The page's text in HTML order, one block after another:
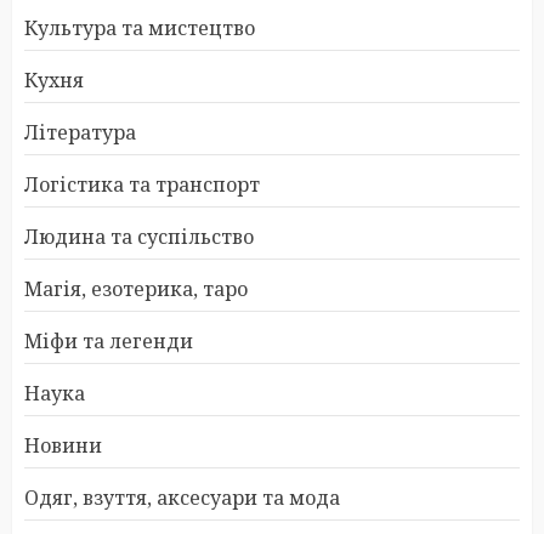
Культура та мистецтво
Кухня
Література
Логістика та транспорт
Людина та суспільство
Магія, езотерика, таро
Міфи та легенди
Наука
Новини
Одяг, взуття, аксесуари та мода